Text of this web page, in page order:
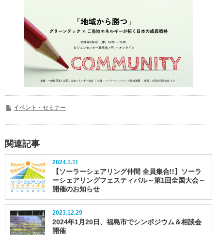
イベント・セミナー
関連記事
2024.1.11
【ソーラーシェアリング仲間 全員集合!!】ソーラ
ーシェアリングフェスティバル～第1回全国大会～
開催のお知らせ
2023.12.29
2024年1月20日、福島市でシンポジウム＆相談会
開催